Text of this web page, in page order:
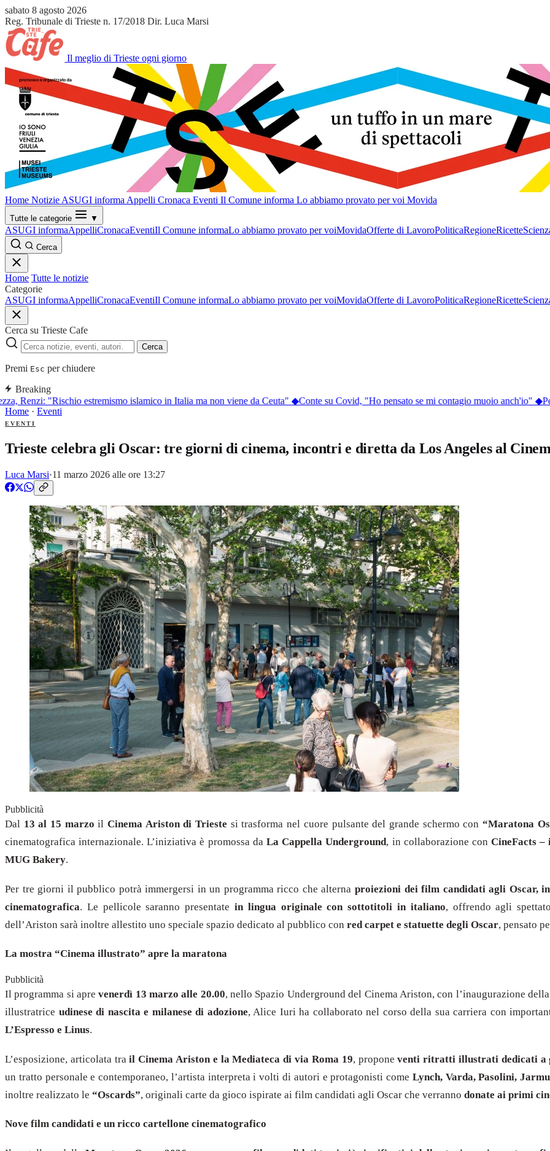
sabato 8 agosto 2026
Reg. Tribunale di Trieste n. 17/2018 Dir. Luca Marsi
Il meglio di Trieste ogni giorno
Home Notizie ASUGI informa Appelli Cronaca Eventi Il Comune informa Lo abbiamo provato per voi Movida
Tutte le categorie ▼
ASUGI informaAppelliCronacaEventiIl Comune informaLo abbiamo provato per voiMovidaOfferte di LavoroPoliticaRegioneRicette
Cerca
Home Tutte le notizie
Categorie
ASUGI informaAppelliCronacaEventiIl Comune informaLo abbiamo provato per voiMovidaOfferte di LavoroPoliticaRegioneRicette
Cerca su Trieste Cafe
Cerca
Premi Esc per chiudere
Breaking
Renzi: "Rischio estremismo islamico in Italia ma non viene da Ceuta"◆ Conte su Covid, "Ho pensato se mi contagio muoio anch'io"◆
Home · Eventi
EVENTI
Trieste celebra gli Oscar: tre giorni di cinema, incontri e diretta da Los Angeles al
Luca Marsi·11 marzo 2026 alle ore 13:27
Pubblicità
Dal 13 al 15 marzo ilCinema Ariston di Trieste si trasforma nel cuore pulsante del grande schermo con “Maratona
cinematografica internazionale. L’iniziativa è promossa da La Cappella Underground, in collaborazione conCineFacts
MUG Bakery.
Per tre giorni il pubblico potrà immergersi in un programma ricco che alterna proiezioni dei film candidati agli Oscar,
cinematografica. Le pellicole saranno presentate in lingua originale con sottotitoli in italiano, offrendo agli
dell’Ariston sarà inoltre allestito uno speciale spazio dedicato al pubblico con red carpet e statuette degli Oscar, pensato
La mostra “Cinema illustrato” apre la maratona
Pubblicità
Il programma si aprevenerdì 13 marzo alle 20.00, nello Spazio Underground del Cinema Ariston, con l’inaugurazione
illustratrice udinese di nascita e milanese di adozione, Alice Iuri ha collaborato nel corso della sua carriera con
L’Espresso e Linus.
L’esposizione, articolata trail Cinema Ariston e la Mediateca di via Roma 19, proponeventi ritratti illustrati dedicati a
un tratto personale e contemporaneo, l’artista interpreta i volti di autori e protagonisti come Lynch, Varda, Pasolini,
inoltre realizzato le “Oscards”, originali carte da gioco ispirate ai film candidati agli Oscar che verranno donate ai primi
Nove film candidati e un ricco cartellone cinematografico